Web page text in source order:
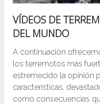
VÍDEOS DE
DEL MUNDO
A continuación
los terremotos más
estremecido la opinión
características,
como consecuencias